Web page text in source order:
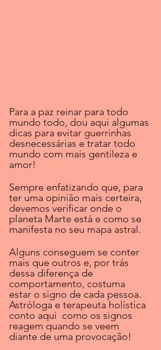
Para a paz reinar para todo
mundo todo, dou aqui algumas
dicas para evitar guerrinhas
desnecessárias e tratar todo
mundo com mais gentileza e
amor!
Sempre enfatizando que, para
ter uma opinião mais certeira,
devemos verificar onde o
planeta Marte está e como se
manifesta no seu mapa astral.
Alguns conseguem se conter
mais que outros e, por trás
dessa diferença de
comportamento, costuma
estar o signo de cada pessoa.
Astróloga e terapeuta holística
conto aqui  como os signos
reagem quando se veem
diante de uma provocação!